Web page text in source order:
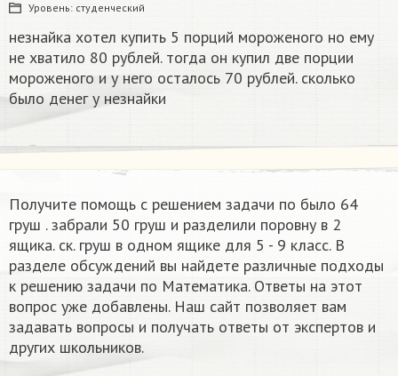
Уровень: студенческий
незнайка хотел купить 5 порций мороженого но ему
не хватило 80 рублей. тогда он купил две порции
мороженого и у него осталось 70 рублей. сколько
было денег у незнайки
Получите помощь с решением задачи по было 64
груш . забрали 50 груш и разделили поровну в 2
ящика. ск. груш в одном ящике для 5 - 9 класс. В
разделе обсуждений вы найдете различные подходы
к решению задачи по Математика. Ответы на этот
вопрос уже добавлены. Наш сайт позволяет вам
задавать вопросы и получать ответы от экспертов и
других школьников.